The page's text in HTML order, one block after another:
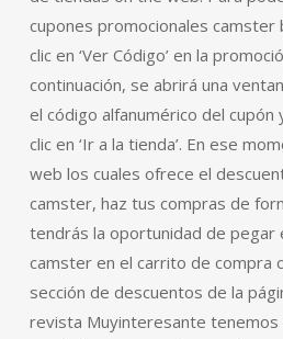
cupones promocionales camster
clic en ‘Ver Código’ en la
continuación, se abrirá una
el código alfanumérico del
clic en ‘Ir a la tienda’. En ese
web los cuales ofrece el
camster, haz tus compras de
tendrás la oportunidad de pegar
camster en el carrito de compra
sección de descuentos de la
revista Muyinteresante